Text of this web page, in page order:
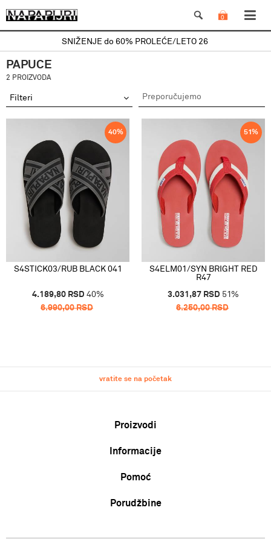
0
SNIŽENJE do 60% PROLEĆE/LETO 26
Filteri
PAPUCE
2 PROIZVODA
40%
S4STICK03/RUB BLACK 041
4.189,80 RSD 40%
6.990,00RSD
51%
S4ELM01/SYN BRIGHT RED
R47
3.031,87 RSD 51 %
6.250,00RSD
vratite se na početak
Proizvodi
Muškarci
Žene
Deca
Informacije
O nama
Zaposlenje
Pomoć
Uslovi korišćenja i prodaje
Porudžbine